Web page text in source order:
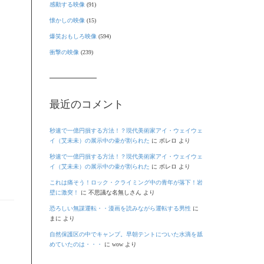
感動する映像 (91)
懐かしの映像 (15)
爆笑おもしろ映像 (594)
衝撃の映像 (239)
最近のコメント
秒速で一億円損する方法！？現代美術家アイ・ウェイウェ
イ（艾未未）の展示中の壷が割られた に ボレロ より
秒速で一億円損する方法！？現代美術家アイ・ウェイウェ
イ（艾未未）の展示中の壷が割られた に ボレロ より
これは痛そう！ロック・クライミング中の青年が落下！岩
壁に激突！
に 不思議な名無しさん より
恐ろしい無謀運転・・漫画を読みながら運転する男性に
まに より
自然保護区の中でキャンプ。早朝テントについた水滴を舐
めていたのは・・・
に wowより